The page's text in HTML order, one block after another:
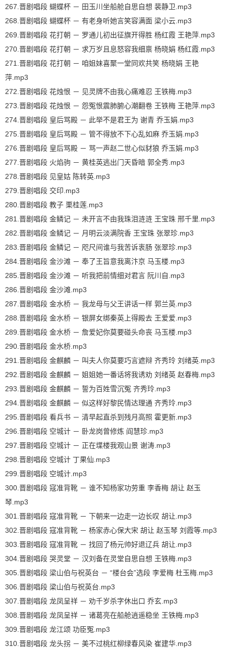
267.晋剧唱段 蝴蝶杯 － 田玉川坐船舱自思自想 裴静卫.mp3
268.晋剧唱段 蝴蝶杯 － 有老身听她言笑容满面 梁小云.mp3
269.晋剧唱段 花打朝 － 罗通儿初出征旗开得胜 杨红霞 王艳萍.mp3
270.晋剧唱段 花打朝 － 求万岁且息怒容我细禀 杨晓娟 杨红霞.mp3
271.晋剧唱段 花打朝 － 咱姐妹喜聚一堂同欢共笑 杨晓娟 王艳
萍.mp3
272.晋剧唱段 花烛恨 － 见灵牌不由我心痛难忍 王铁梅.mp3
273.晋剧唱段 花烛恨 － 怨冤恨震肺腑心潮翻卷 王铁梅 王艳萍.mp3
274.晋剧唱段 皇后骂殿 － 此举不是君王为 谢青 乔玉娟.mp3
275.晋剧唱段 皇后骂殿 － 管不得放不下心乱如麻 乔玉娟.mp3
276.晋剧唱段 皇后骂殿 － 骂一声赵二世心似豺狼 乔玉娟.mp3
277.晋剧唱段 火焰驹 － 黄桂英逃出门天昏暗 郭全秀.mp3
278.晋剧唱段 见皇姑 陈转英.mp3
279.晋剧唱段 交印.mp3
280.晋剧唱段 教子 栗桂莲.mp3
281.晋剧唱段 金鳞记 － 未开言不由我珠泪涟涟 王宝珠 邢千里.mp3
282.晋剧唱段 金鳞记 － 月明云淡满院香 王宝珠 张翠珍.mp3
283.晋剧唱段 金鳞记 － 咫尺间谁与我苦诉衷肠 张翠珍.mp3
284.晋剧唱段 金沙滩 － 奉了王旨意我离汴京 马玉楼.mp3
285.晋剧唱段 金沙滩 － 听我把前情细对君言 阮川自.mp3
286.晋剧唱段 金沙滩.mp3
287.晋剧唱段 金水桥 － 我龙母与父王讲话一样 郭兰英.mp3
288.晋剧唱段 金水桥 － 银屏女绑秦英上得殿去 王爱爱.mp3
289.晋剧唱段 金水桥 － 詹爱妃你莫要碰头命丧 马玉楼.mp3
290.晋剧唱段 金水桥.mp3
291.晋剧唱段 金麒麟 － 叫夫人你莫要巧言遮辩 齐秀玲 刘绪英.mp3
292.晋剧唱段 金麒麟 － 姐姐她一番话将我诱劝 刘绪英 赵春梅.mp3
293.晋剧唱段 金麒麟 － 誓为百姓雪沉冤 齐秀玲.mp3
294.晋剧唱段 金麒麟 － 似这样好黎民情达理通 齐秀玲.mp3
295.晋剧唱段 看兵书 － 清早起直杀到残月高照 霍更新.mp3
296.晋剧唱段 空城计 － 卧龙岗曾修炼 阎慧珍.mp3
297.晋剧唱段 空城计 － 正在堞楼我观山景 谢涛.mp3
298.晋剧唱段 空城计 丁果仙.mp3
299.晋剧唱段 空城计.mp3
300.晋剧唱段 寇准背靴 － 谁不知杨家功劳重 李香梅 胡让 赵玉
琴.mp3
301.晋剧唱段 寇准背靴 － 下朝来一边走一边长叹 胡让.mp3
302.晋剧唱段 寇准背靴 － 杨家赤心保大宋 胡让 赵玉琴 刘霞等.mp3
303.晋剧唱段 寇准背靴 － 找回了杨元帅好退辽兵 胡让.mp3
304.晋剧唱段 哭灵堂 － 汉刘备在灵堂自思自想 王铁梅.mp3
305.晋剧唱段 梁山伯与祝英台 － “楼台会”选段 李爱梅 杜玉梅.mp3
306.晋剧唱段 梁山伯与祝英台.mp3
307.晋剧唱段 龙凤呈祥 － 劝千岁杀字休出口 乔玄.mp3
308.晋剧唱段 龙凤呈祥 － 诸葛亮在船舱逍遥稳坐 王铁梅.mp3
309.晋剧唱段 龙江颂 功臣冤.mp3
310.晋剧唱段 龙头拐 － 美不过桃红柳绿春风染 崔建华.mp3